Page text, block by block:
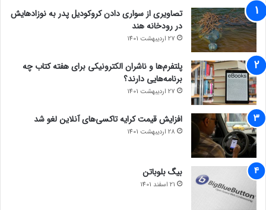
تصاویری از سواری دادن کروکودیل پدر به نوزادهایش
در رودخانه هند
27 اردیبهشت 1401
پلتفرم‌ها و ناشران الکترونیکی برای هفته کتاب چه
برنامه‌هایی دارند؟
27 اردیبهشت 1401
افزایش قیمت کرایه تاکسی‌های آنلاین لغو شد
28 اردیبهشت 1401
بیگ بلوباتن
21 اسفند 1401